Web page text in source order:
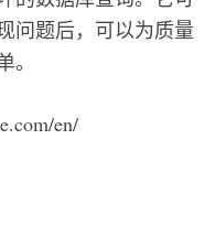
问题后，可以为质量
en/